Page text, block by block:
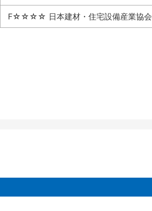
F☆☆☆☆ 日本建材・住宅設備産業協会